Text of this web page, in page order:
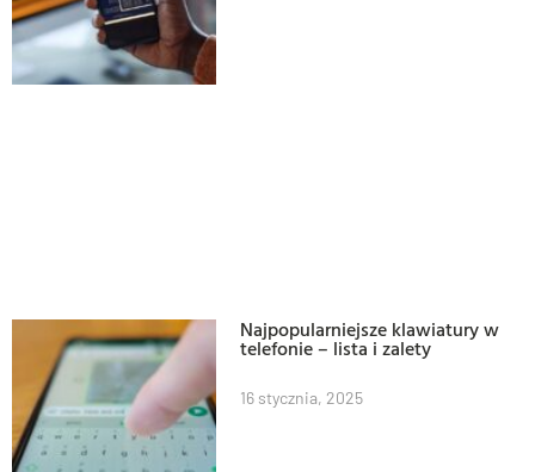
Najpopularniejsze klawiatury w
telefonie – lista i zalety
16 stycznia, 2025